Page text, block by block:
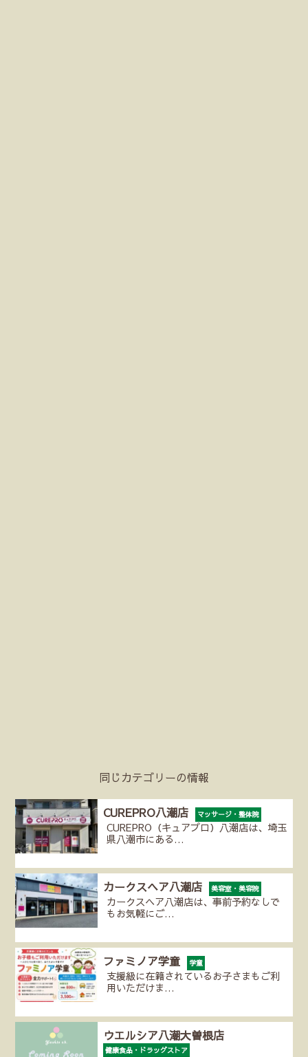
同じカテゴリーの情報
CUREPRO八潮店 マッサージ・整体院
CUREPRO（キュアプロ）八潮店は、埼玉
県八潮市にある…
カークスヘア八潮店 美容室・美容院
カークスヘア八潮店は、事前予約なしで
もお気軽にご…
ファミノア学童 学童
支援級に在籍されているお子さまもご利
用いただけま…
ウエルシア八潮大曽根店
健康食品・ドラッグストア